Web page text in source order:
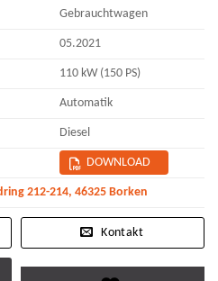
Gebrauchtwagen
05.2021
110 kW (150 PS)
Automatik
Diesel
DOWNLOAD
212-214, 46325 Borken
Kontakt